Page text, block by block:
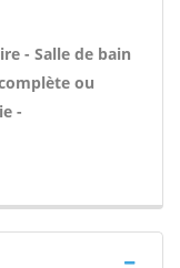
- Salle de bain
ou
-